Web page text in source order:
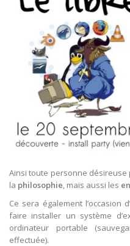
Ainsi toute personne
la philosophie , mais aussi les
Ce sera également l’occasion
faire installer un système
ordinateur portable
effectuée).